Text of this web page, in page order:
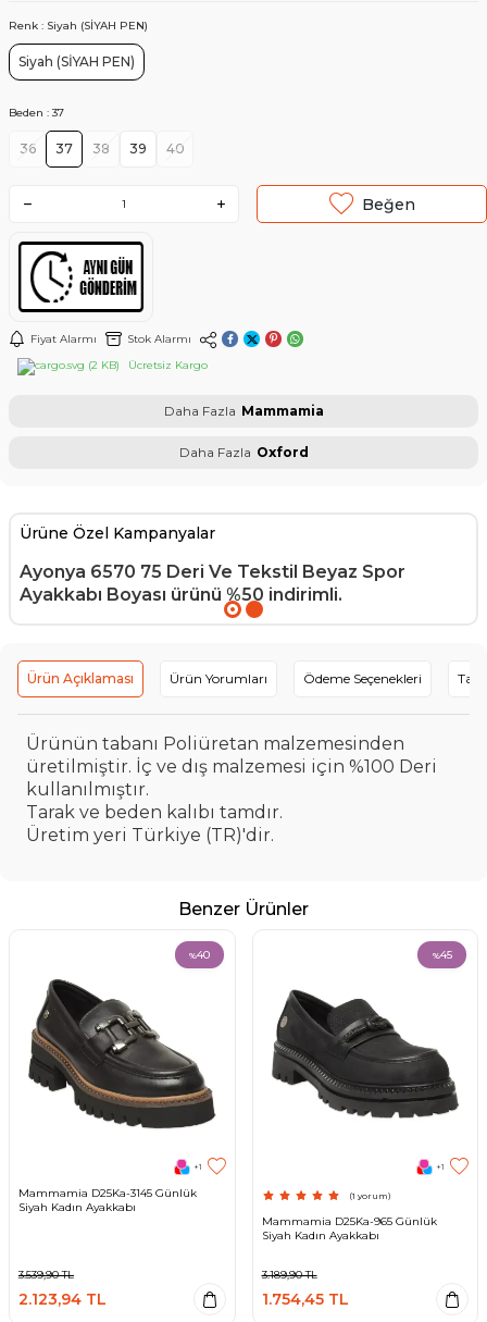
Renk : Siyah (SİYAH PEN)
Siyah (SİYAH PEN)
Beden :37
36 37 38 39 40
Beğen
Fiyat Alarmı
Stok Alarmı
Ücretsiz Kargo
Daha Fazla Mammamia
Daha Fazla Oxford
Ürüne Özel Kampanyalar
Ayonya 6570 75 Deri Ve Tekstil Beyaz Spor
Ayakkabı Boyası ürünü %50 indirimli.
Ürün Açıklaması Ürün Yorumları Ödeme Seçenekleri
Ürünün tabanı Poliüretan malzemesinden
üretilmiştir. İç ve dış malzemesi için %100 Deri
kullanılmıştır.
Tarak ve beden kalıbı tamdır.
Üretim yeri Türkiye (TR)'dir.
Benzer Ürünler
%40
+1
Mammamia D25Ka-3145 Günlük
Siyah Kadın Ayakkabı
3.539,90TL
2.123,94 TL
%45
+1
(1 yorum)
Mammamia D25Ka-965 Günlük
Siyah Kadın Ayakkabı
3.189,90TL
1.754,45TL